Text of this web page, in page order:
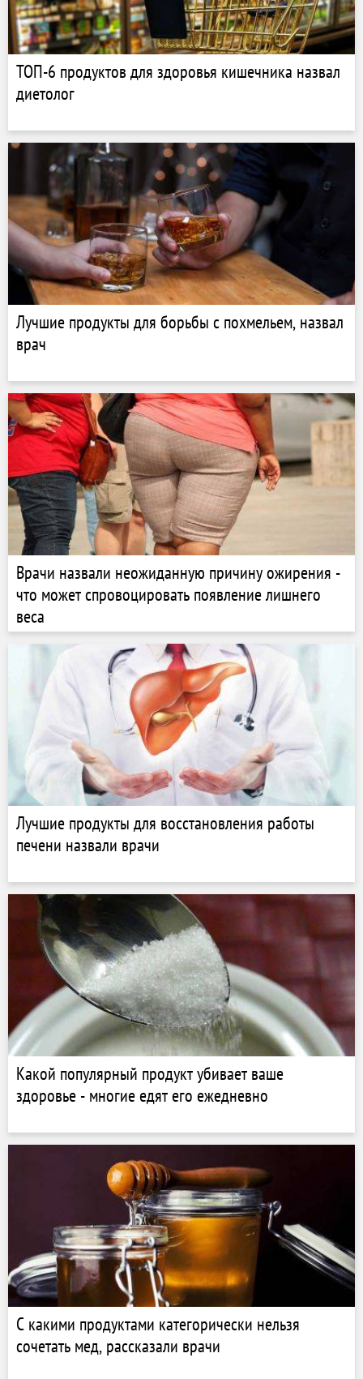
ТОП-6 продуктов для здоровья кишечника назвал
диетолог
Лучшие продукты для борьбы с похмельем, назвал
врач
Врачи назвали неожиданную причину ожирения -
что может спровоцировать появление лишнего
веса
Лучшие продукты для восстановления работы
печени назвали врачи
Какой популярный продукт убивает ваше
здоровье - многие едят его ежедневно
С какими продуктами категорически нельзя
сочетать мед, рассказали врачи